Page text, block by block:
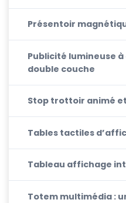
Présentoir
Publicité lumineuse
double couche
Stop trottoir animé
Tables tactiles
Tableau affichage
Totem multimédia :